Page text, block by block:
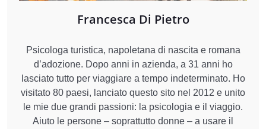
Francesca Di Pietro
Psicologa turistica, napoletana di nascita e romana
d’adozione. Dopo anni in azienda, a 31 anni ho
lasciato tutto per viaggiare a tempo indeterminato. Ho
visitato 80 paesi, lanciato questo sito nel 2012 e unito
le mie due grandi passioni: la psicologia e il viaggio.
Aiuto le persone – soprattutto donne – a usare il